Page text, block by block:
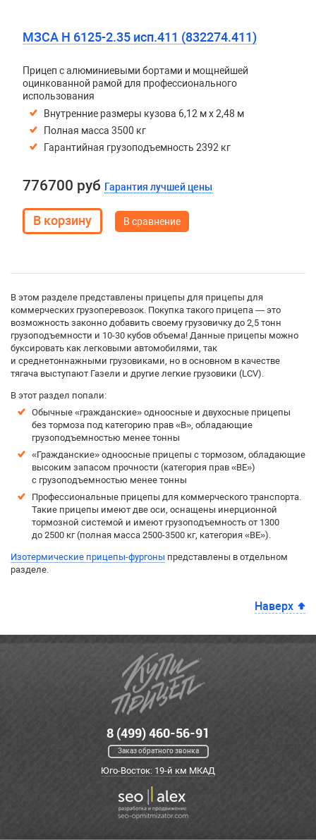
МЗСА H 6125-2.35 исп.411 (832274.411)
Прицеп с алюминиевыми бортами и мощнейшей
оцинкованной рамой для профессионального
использования
Внутренние размеры кузова 6,12 м х 2,48 м
Полная масса 3500 кг
Гарантийная грузоподъемность 2392 кг
776700 руб Гарантия лучшей цены
В сравнение
В этом разделе представлены прицепы для прицепы для
коммерческих грузоперевозок. Покупка такого прицепа — это
возможность законно добавить своему грузовичку до 2,5 тонн
грузоподъемности и 10-30 кубов объема! Данные прицепы можно
буксировать как легковыми автомобилями, так
и среднетоннажными грузовиками, но в основном в качестве
тягача выступают Газели и другие легкие грузовики (LCV).
В этот раздел попали:
Обычные «гражданские» одноосные и двухосные прицепы
без тормоза под категорию прав «B», обладающие
грузоподъемностью менее тонны
«Гражданские» одноосные прицепы с тормозом, обладающие
высоким запасом прочности (категория прав «BE»)
с грузоподъемностью менее тонны
Профессиональные прицепы для коммерческого транспорта.
Такие прицепы имеют две оси, оснащены инерционной
тормозной системой и имеют грузоподъемность от 1300
до 2500 кг (полная масса 2500-3500 кг, категория «BE»).
Изотермические прицепы-фургоны представлены в отдельном
разделе.
Наверх
8 (499) 460-56-91
Заказ обратного звонка
Юго-Восток: 19-й км МКАД